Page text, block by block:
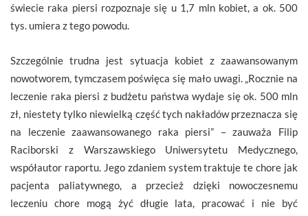
świecie raka piersi rozpoznaje się u 1,7 mln kobiet, a ok. 500
tys. umiera z tego powodu.
Szczególnie trudna jest sytuacja kobiet z zaawansowanym
nowotworem, tymczasem poświęca się mało uwagi. „Rocznie na
leczenie raka piersi z budżetu państwa wydaje się ok. 500 mln
zł, niestety tylko niewielką część tych nakładów przeznacza się
na leczenie zaawansowanego raka piersi” – zauważa Filip
Raciborski z Warszawskiego Uniwersytetu Medycznego,
współautor raportu. Jego zdaniem system traktuje te chore jak
pacjenta paliatywnego, a przecież dzięki nowoczesnemu
leczeniu chore mogą żyć długie lata, pracować i nie być